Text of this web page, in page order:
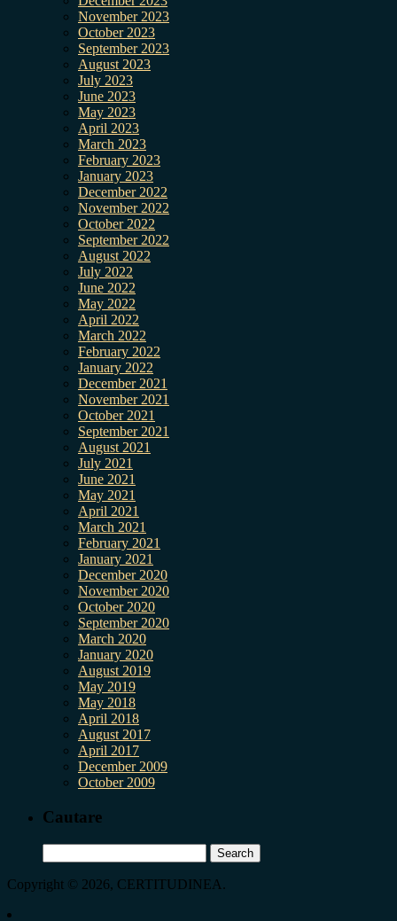
November 2023
October 2023
September 2023
August 2023
July 2023
June 2023
May 2023
April 2023
March 2023
February 2023
January 2023
December 2022
November 2022
October 2022
September 2022
August 2022
July 2022
June 2022
May 2022
April 2022
March 2022
February 2022
January 2022
December 2021
November 2021
October 2021
September 2021
August 2021
July 2021
June 2021
May 2021
April 2021
March 2021
February 2021
January 2021
December 2020
November 2020
October 2020
September 2020
March 2020
January 2020
August 2019
May 2019
May 2018
April 2018
August 2017
April 2017
December 2009
October 2009
Cautare
for:
Copyright © 2026, CERTITUDINEA.